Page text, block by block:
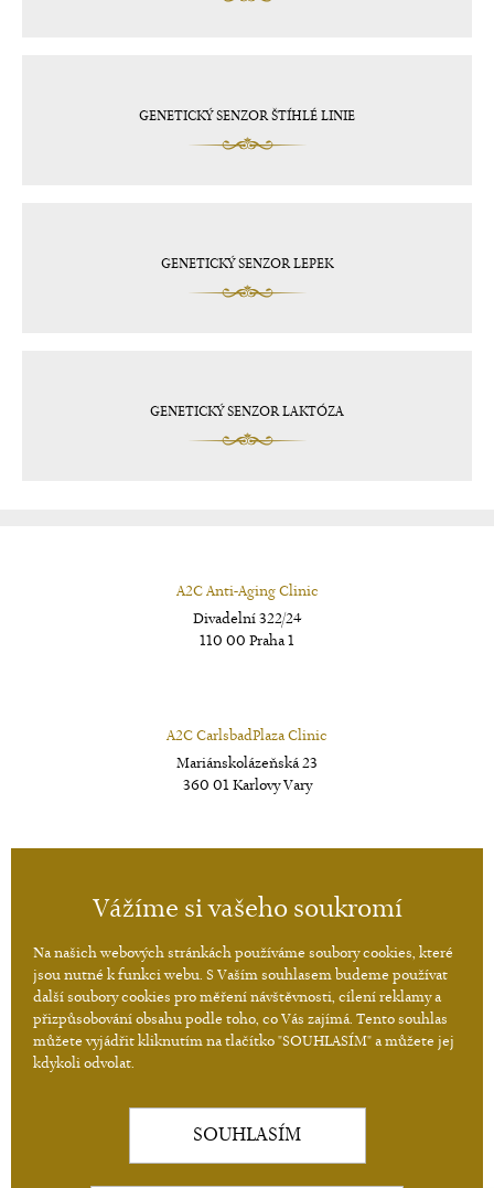
GENETICKÝ SENZOR ŠTÍHLÉ LINIE
GENETICKÝ SENZOR LEPEK
GENETICKÝ SENZOR LAKTÓZA
A2C Anti-Aging Clinic
Divadelní 322/24
110 00 Praha 1
A2C CarlsbadPlaza Clinic
Mariánskolázeňská 23
360 01 Karlovy Vary
Jarní 1
Ordinační hodiny pondělí-pátek, 8:30-16:30 hod.
Vážíme si vašeho soukromí
Na našich webových stránkách používáme soubory cookies, které
jsou nutné k funkci webu. S Vaším souhlasem budeme používat
další soubory cookies pro měření návštěvnosti, cílení reklamy a
přizpůsobování obsahu podle toho, co Vás zajímá. Tento souhlas
můžete vyjádřit kliknutím na tlačítko "SOUHLASÍM" a můžete jej
kdykoli odvolat.
SOUHLASÍM